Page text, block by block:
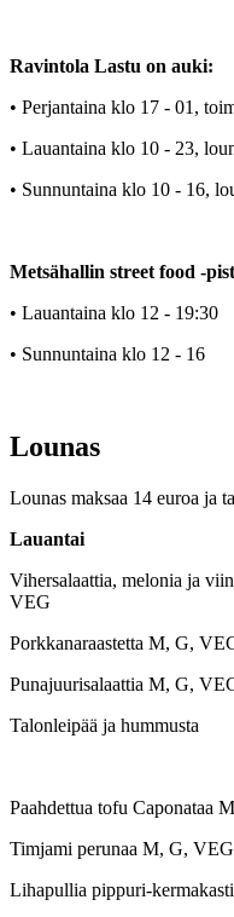
Ravintola Lastu on auki:
• Perjantaina klo 17 - 01,
• Lauantaina klo 10 - 23,
• Sunnuntaina klo 10 - 16,
Metsähallin street food -
• Lauantaina klo 12 - 19:30
• Sunnuntaina klo 12 - 16
Lounas
Lounas maksaa 14 euroa ja
Lauantai
Vihersalaattia, melonia ja
VEG
Porkkanaraastetta M, G,
Punajuurisalaattia M, G,
Talonleipää ja hummusta
Paahdettua tofu Caponataa
Timjami perunaa M, G, VEG
Lihapullia pippuri-